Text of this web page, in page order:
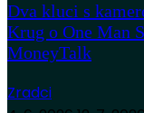
Dva kluci s
Krug o One Man
MoneyTalk
Zradci